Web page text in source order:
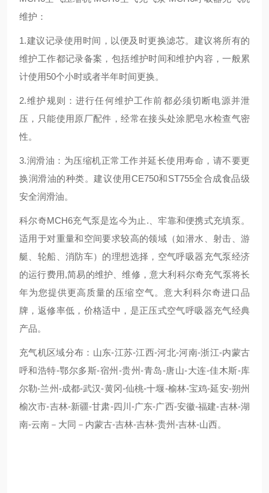
维护：
1.建议记录使用时间，以便及时更换滤芯。建议将所有的
维护工作都记录备案，包括维护时间和维护内容，一般累
计使用50个小时或者半年时间更换。
2.维护规则：进行任何维护工作前都必须切断电源并泄
压，只能使用原厂配件，经常在接头处涂肥皂水检查气密
性。
3.润滑油：为压缩机正常工作并延长使用寿命，请不要更
换润滑油的种类。建议使用CE750和ST755全合成食品级
安全润滑油。
科尔奇MCH6充气泵是迄今为止.、牢靠和便携式充填泵。
适用于对重量和空间要求较高的领域（如潜水、射击、游
艇、轮船、消防车）的理想选择，空气呼吸器充气泵经济
的运行费用,简易的维护、维修，意大利科尔奇充气泵将长
年为您提供更高质量的压缩空气。意大利科尔奇进口品
牌，返修率低，价格适中，是正压式空气呼吸器充气经典
产品。
充气机区域分布：山东-江苏-江西-河北-河南-浙江-内蒙古
呼和浩特-鄂尔多斯-宿州-贵州-青岛-唐山-大连-佳木斯-库
尔勒-兰州-成都-武汉-黄冈-仙桃-十堰-榆林-宝鸡-延安-朔州
榆次市-吉林-新疆-甘肃-四川-广东-广西-安徽-福建-吉林-湖
南-云南－大同－内蒙古-吉林-吉林-贵州-吉林-山西。